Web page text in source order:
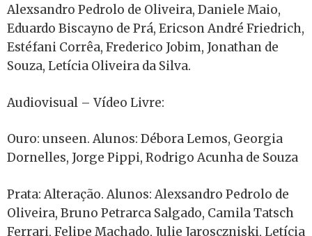
Alexsandro Pedrolo de Oliveira, Daniele Maio,
Eduardo Biscayno de Prá, Ericson André Friedrich,
Estéfani Corrêa, Frederico Jobim, Jonathan de
Souza, Letícia Oliveira da Silva.
Audiovisual – Vídeo Livre:
Ouro: unseen. Alunos: Débora Lemos, Georgia
Dornelles, Jorge Pippi, Rodrigo Acunha de Souza
Prata: Alteração. Alunos: Alexsandro Pedrolo de
Oliveira, Bruno Petrarca Salgado, Camila Tatsch
Ferrari, Felipe Machado, Julie Jarosczniski, Letícia